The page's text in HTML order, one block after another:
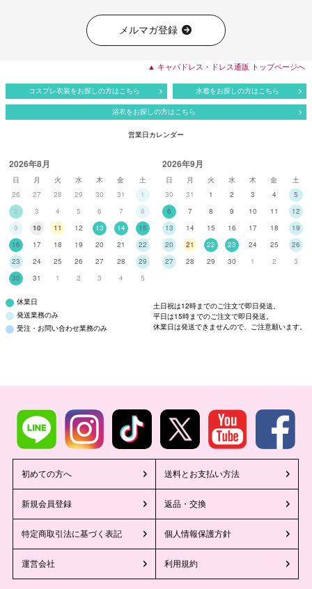
メルマガ登録
▲ キャバドレス・ドレス通販 トップページへ
コスプレ衣装をお探しの方はこちら 水着をお探しの方はこちら
浴衣をお探しの方はこちら
営業日カレンダー
2026年8月
日 月 火 水 木 金
土
26
27 28 29 30 31
1
2
3 4 5 6 7
8
9
10 11 12 13 14
15
16
17 18 19 20 21
22
23
24 25 26 27 28
29
30
31 1 2 3 4 5
2026年9月
日 月 火 水 木 金
土
30
31 1 2 3 4
5
6
7 8 9 10 11
12
13
14 15 16 17 18
19
20
21 22 23 24 25
26
27
28 29 30 1 2 3
休業日
発送業務のみ
受注・お問い合わせ業務のみ
土日祝は12時までのご注文で即日発送。
平日は15時までのご注文で即日発送。
休業日は発送できませんので、ご注意願います。
初めての方へ 送料とお支払い方法
新規会員登録 返品・交換
特定商取引法に基づく表記 個人情報保護方針
運営会社 利用規約